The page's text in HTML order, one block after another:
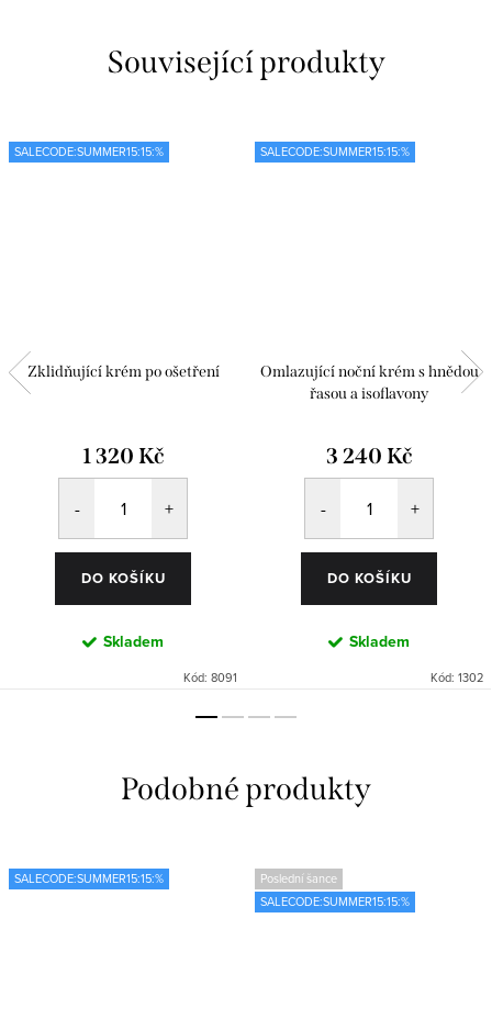
Související produkty
SALECODE:SUMMER15:15:%
Zklidňující krém po ošetření
1 320 Kč
DO KOŠÍKU
Skladem
Kód: 8091
SALECODE:SUMMER15:15:%
Omlazující noční krém s hnědou
řasou a isoflavony
3 240 Kč
DO KOŠÍKU
Skladem
Kód: 1302
SALECODE:SUMMER15:15:%
Poslední šance
SALECODE:SUMMER15:15:%